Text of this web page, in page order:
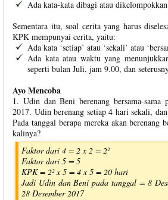
Ada kata-kata dibagi atau dikelompokkan
Sementara itu, soal cerita yang harus
KPK mempunyai cerita, yaitu:
Ada kata ‘setiap’ atau ‘sekali’ atau
Ada kata atau waktu yang
seperti bulan Juli, jam 9.00, dan
Ayo Mencoba
1. Udin dan Beni berenang bersama-sama
2017. Udin berenang setiap 4 hari sekali,
Pada tanggal berapa mereka akan berenang
kalinya?
Faktor dari 4 = 2 x 2 = 2²
Faktor dari 5 = 5
KPK = 2² x 5 = 4 x 5 = 20 hari
Jadi Udin dan Beni pada tanggal = 8
28 Desember 2017